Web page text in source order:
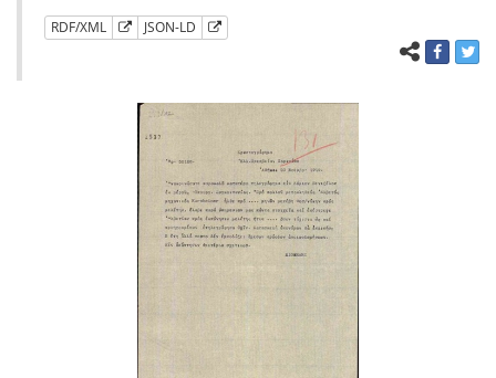
RDF/XML JSON-LD